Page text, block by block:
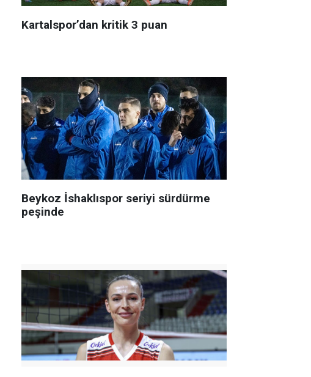
Kartalspor’dan kritik 3 puan
Beykoz İshaklıspor seriyi sürdürme
peşinde